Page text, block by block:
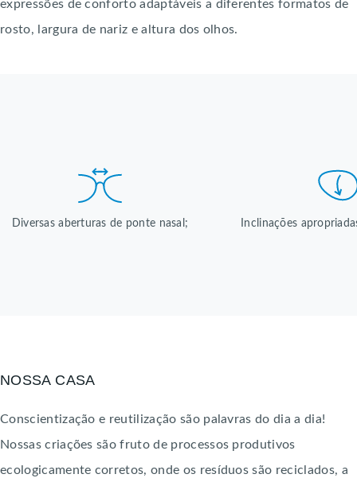
Diversas aberturas de ponte nasal; Inclinações
expressões de conforto adaptáveis a diferentes formatos de
rosto, largura de nariz e altura dos olhos.
NOSSA CASA
Conscientização e reutilização são palavras do dia a dia!
Nossas criações são fruto de processos produtivos
ecologicamente corretos, onde os resíduos são reciclados, a